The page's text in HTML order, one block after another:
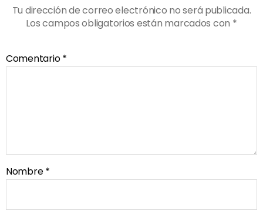
Tu dirección de correo electrónico no será publicada.
Los campos obligatorios están marcados con *
Comentario*
Nombre*